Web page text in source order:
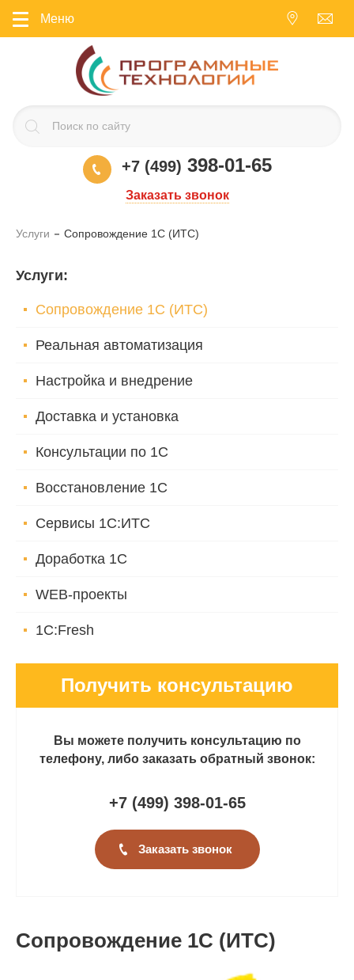
Меню
+7 (499) 398-01-65
Заказать звонок
Услуги Сопровождение 1С (ИТС)
Услуги:
Сопровождение 1С (ИТС)
Реальная автоматизация
Настройка и внедрение
Доставка и установка
Консультации по 1С
Восстановление 1С
Сервисы 1С:ИТС
Доработка 1С
WEB-проекты
1C:Fresh
Получить консультацию
Вы можете получить консультацию по
телефону, либо заказать обратный звонок:
+7 (499) 398-01-65
Заказать звонок
Сопровождение 1С (ИТС)